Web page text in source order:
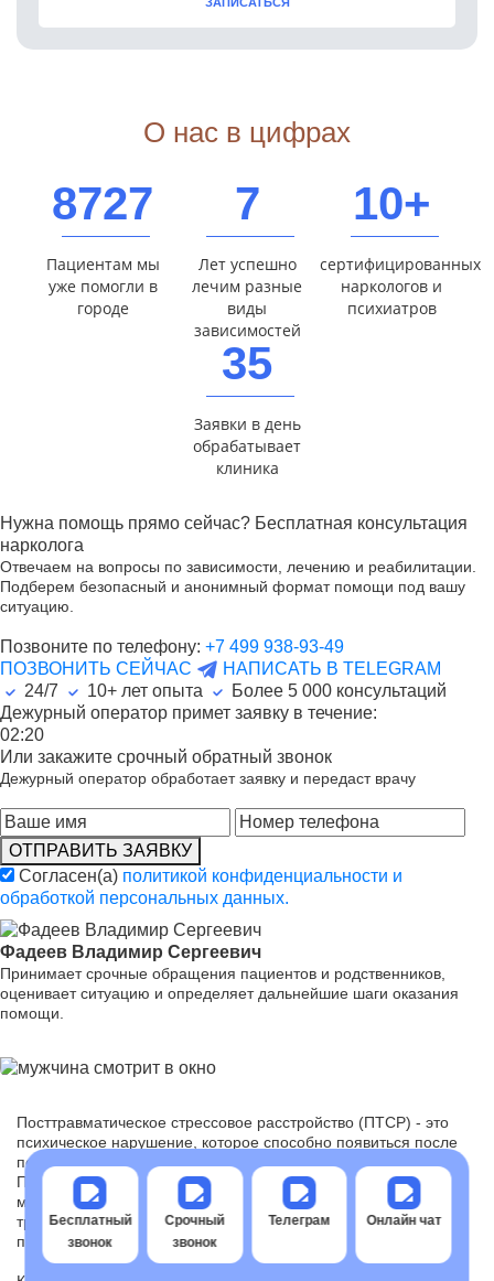
О нас в цифрах
8727
Пациентам мы
уже помогли в
городе
7
Лет успешно
лечим разные
виды
зависимостей
10+
сертифицированных
наркологов и
психиатров
35
Заявки в день
обрабатывает
клиника
Нужна помощь прямо сейчас? Бесплатная консультация
нарколога
Отвечаем на вопросы по зависимости, лечению и реабилитации.
Подберем безопасный и анонимный формат помощи под вашу
ситуацию.
Позвоните по телефону: +7 499 938-93-49
ПОЗВОНИТЬ СЕЙЧАС
НАПИСАТЬ В TELEGRAM
24/7
10+ лет опыта Более 5 000 консультаций
Дежурный оператор примет заявку в течение:
02:20
Или закажите срочный обратный звонок
Дежурный оператор обработает заявку и передаст врачу
ОТПРАВИТЬ ЗАЯВКУ
Согласен(а) политикой конфиденциальности и
обработкой персональных данных.
Фадеев Владимир Сергеевич
Принимает срочные обращения пациентов и родственников,
оценивает ситуацию и определяет дальнейшие шаги оказания
помощи.
Посттравматическое стрессовое расстройство (ПТСР) - это
психическое нарушение, которое способно появиться после
перенесенного или увиденного травмирующего события.
ПТСР может иметь долгосрочные воздействия для
ментального и физического здоровья человека, поэтому
требуется распознать признаки ПТСР, чтобы обратиться за
помощью.
Бесплатный
звонок
Срочный
звонок
Телеграм Онлайн чат